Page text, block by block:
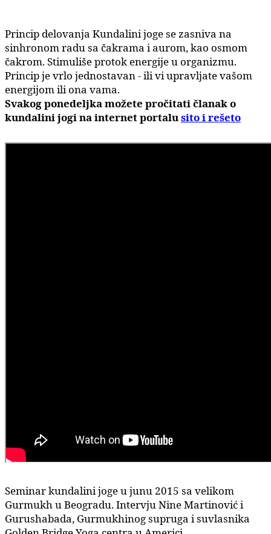
Princip delovanja Kundalini joge se zasniva na
sinhronom radu sa čakrama i aurom, kao osmom
čakrom. Stimuliše protok energije u organizmu.
Princip je vrlo jednostavan - ili vi upravljate vašom
energijom ili ona vama.
Svakog ponedeljka možete pročitati članak o
kundalini jogi na internet portalusito i rešeto
Seminar kundalini joge u junu 2015 sa velikom
Gurmukh u Beogradu. Intervju Nine Martinović i
Gurushabada, Gurmukhinog supruga i suvlasnika